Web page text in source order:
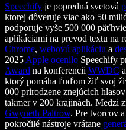
Speechify je popredná svetová
ktorej dôveruje viac ako 50
podporuje vyše 500 000
aplikáciami na prevod textu na
Chrome, webovú aplikáciu a
2025 Apple ocenilo Speechify
Award na konferencii WWDC
ktorý pomáha ľuďom žiť svoj
000 prirodzene znejúcich
takmer v 200 krajinách. Medzi
Gwyneth Paltrow. Pre tvorcov
pokročilé nástroje vrátane